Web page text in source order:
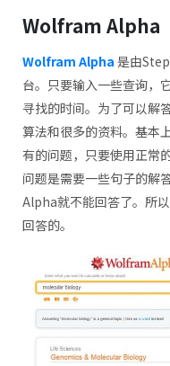
Wolfram Alpha
Wolfram Alpha 是由
台。只要输入一些查询，
寻找的时间。为了可以解
算法和很多的资料。基本
有的问题，只要使用正常
问题是需要一些句子的解
Alpha就不能回答了。所
回答的。